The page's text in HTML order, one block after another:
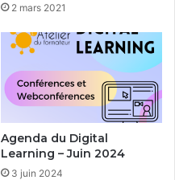
2 mars 2021
Agenda du Digital
Learning – Juin 2024
3 juin 2024